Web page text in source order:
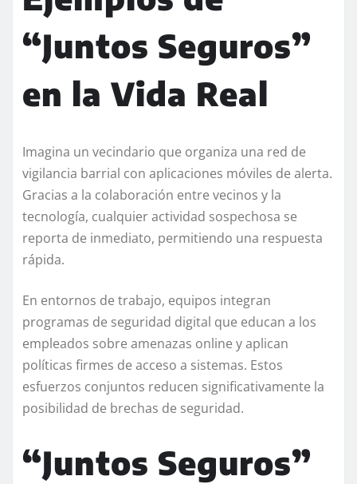
“Juntos Seguros”
en la Vida Real
Imagina un vecindario que organiza una red de
vigilancia barrial con aplicaciones móviles de alerta.
Gracias a la colaboración entre vecinos y la
tecnología, cualquier actividad sospechosa se
reporta de inmediato, permitiendo una respuesta
rápida.
En entornos de trabajo, equipos integran
programas de seguridad digital que educan a los
empleados sobre amenazas online y aplican
políticas firmes de acceso a sistemas. Estos
esfuerzos conjuntos reducen significativamente la
posibilidad de brechas de seguridad.
“Juntos Seguros”